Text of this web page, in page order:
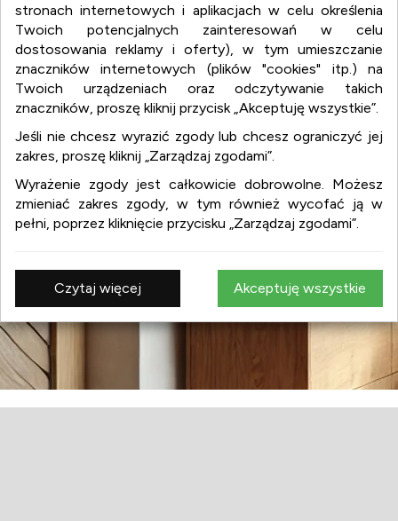
stronach internetowych i aplikacjach w celu określenia
Twoich potencjalnych zainteresowań w celu
dostosowania reklamy i oferty), w tym umieszczanie
znaczników internetowych (plików "cookies" itp.) na
Twoich urządzeniach oraz odczytywanie takich
znaczników, proszę kliknij przycisk „Akceptuję wszystkie”.
Jeśli nie chcesz wyrazić zgody lub chcesz ograniczyć jej
zakres, proszę kliknij „Zarządzaj zgodami”.
Wyrażenie zgody jest całkowicie dobrowolne. Możesz
zmieniać zakres zgody, w tym również wycofać ją w
pełni, poprzez kliknięcie przycisku „Zarządzaj zgodami”.
Czytaj więcej Akceptuję wszystkie
wnetrza.org
wnetrza.org
:aranżacja wnętrz
projekty wnętrz
:design